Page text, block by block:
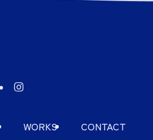
WORKS CONTACT